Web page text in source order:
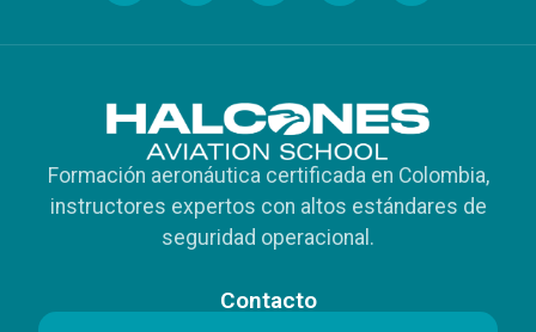
Formación aeronáutica certificada en Colombia,
instructores expertos con altos estándares de
seguridad operacional.
Contacto